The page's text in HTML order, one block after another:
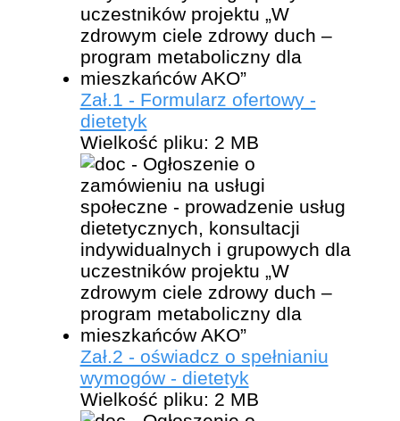
Zał.1 - Formularz ofertowy -
dietetyk
Wielkość pliku: 2 MB
Zał.2 - oświadcz o spełnianiu
wymogów - dietetyk
Wielkość pliku: 2 MB